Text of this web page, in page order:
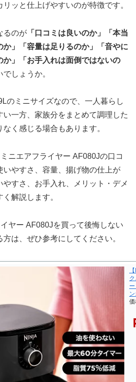
ッと仕上げやすいのが特徴です。
るのが 「口コミは良いのか」「本当
か」「容量は足りるのか」「音やに
か」「お手入れは面倒ではないの
しょうか。
のミニサイズなので、一人暮らし
一方、家族分をまとめて調理した
く感じる場合もあります。
ニエアフライヤー AF080Jの口コ
いやすさ、容量、揚げ物の仕上が
やすさ、お手入れ、メリット・デメ
解説します。
ヤー AF080Jを買って後悔しない
は、ぜひ参考にしてください。